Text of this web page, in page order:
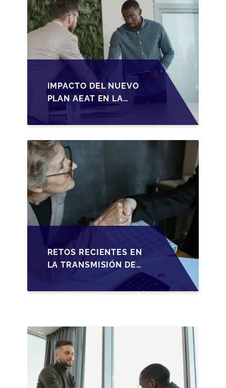
IMPACTO DEL NUEVO
PLAN AEAT EN LA
TRANSMISIÓN DE
PYMES ESPAÑOLAS
RETOS RECIENTES EN
LA TRANSMISIÓN DE
PYMES ESPAÑOLAS:
ADAPTACIONES
2026